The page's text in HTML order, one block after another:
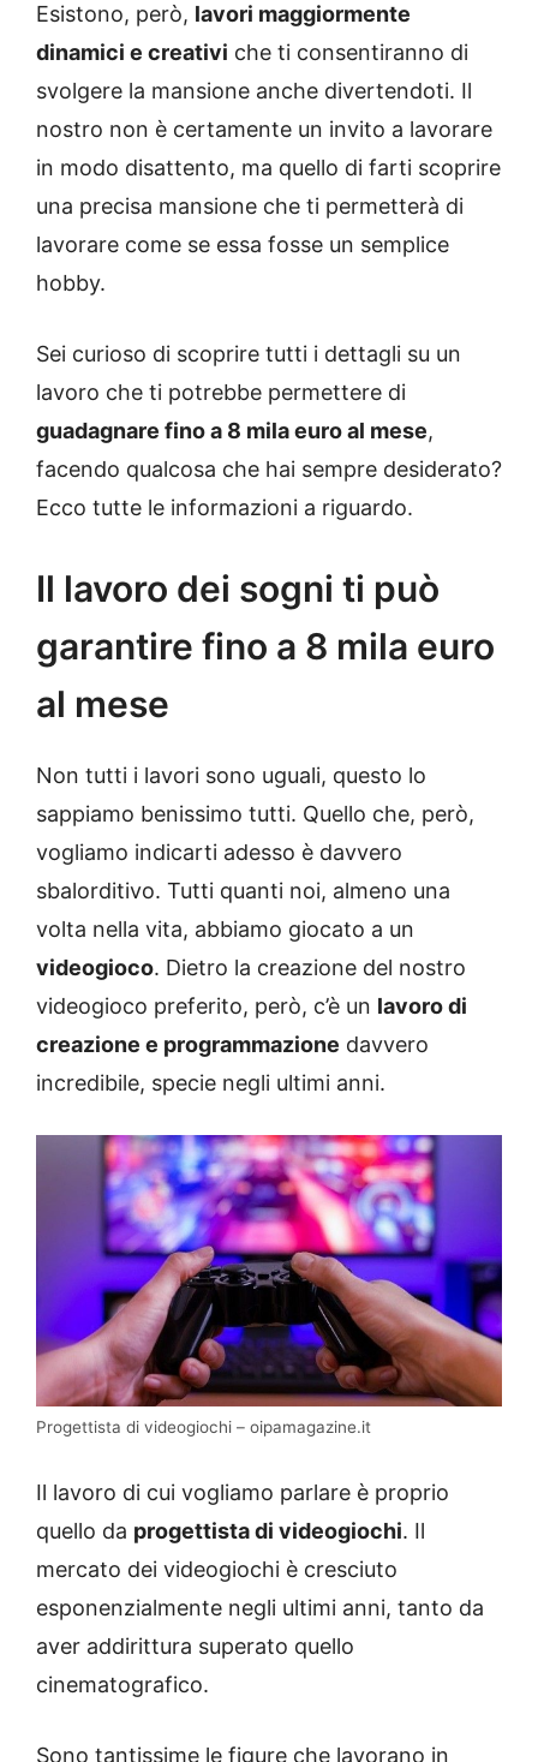
Esistono, però, lavori maggiormente
dinamici e creativi che ti consentiranno di
svolgere la mansione anche divertendoti. Il
nostro non è certamente un invito a lavorare
in modo disattento, ma quello di farti scoprire
una precisa mansione che ti permetterà di
lavorare come se essa fosse un semplice
hobby.
Sei curioso di scoprire tutti i dettagli su un
lavoro che ti potrebbe permettere di
guadagnare fino a 8 mila euro al mese,
facendo qualcosa che hai sempre desiderato?
Ecco tutte le informazioni a riguardo.
Il lavoro dei sogni ti può
garantire fino a 8 mila euro
al mese
Non tutti i lavori sono uguali, questo lo
sappiamo benissimo tutti. Quello che, però,
vogliamo indicarti adesso è davvero
sbalorditivo. Tutti quanti noi, almeno una
volta nella vita, abbiamo giocato a un
videogioco. Dietro la creazione del nostro
videogioco preferito, però, c’è un lavoro di
creazione e programmazione davvero
incredibile, specie negli ultimi anni.
Progettista di videogiochi – oipamagazine.it
Il lavoro di cui vogliamo parlare è proprio
quello da progettista di videogiochi. Il
mercato dei videogiochi è cresciuto
esponenzialmente negli ultimi anni, tanto da
aver addirittura superato quello
cinematografico.
Sono tantissime le figure che lavorano in